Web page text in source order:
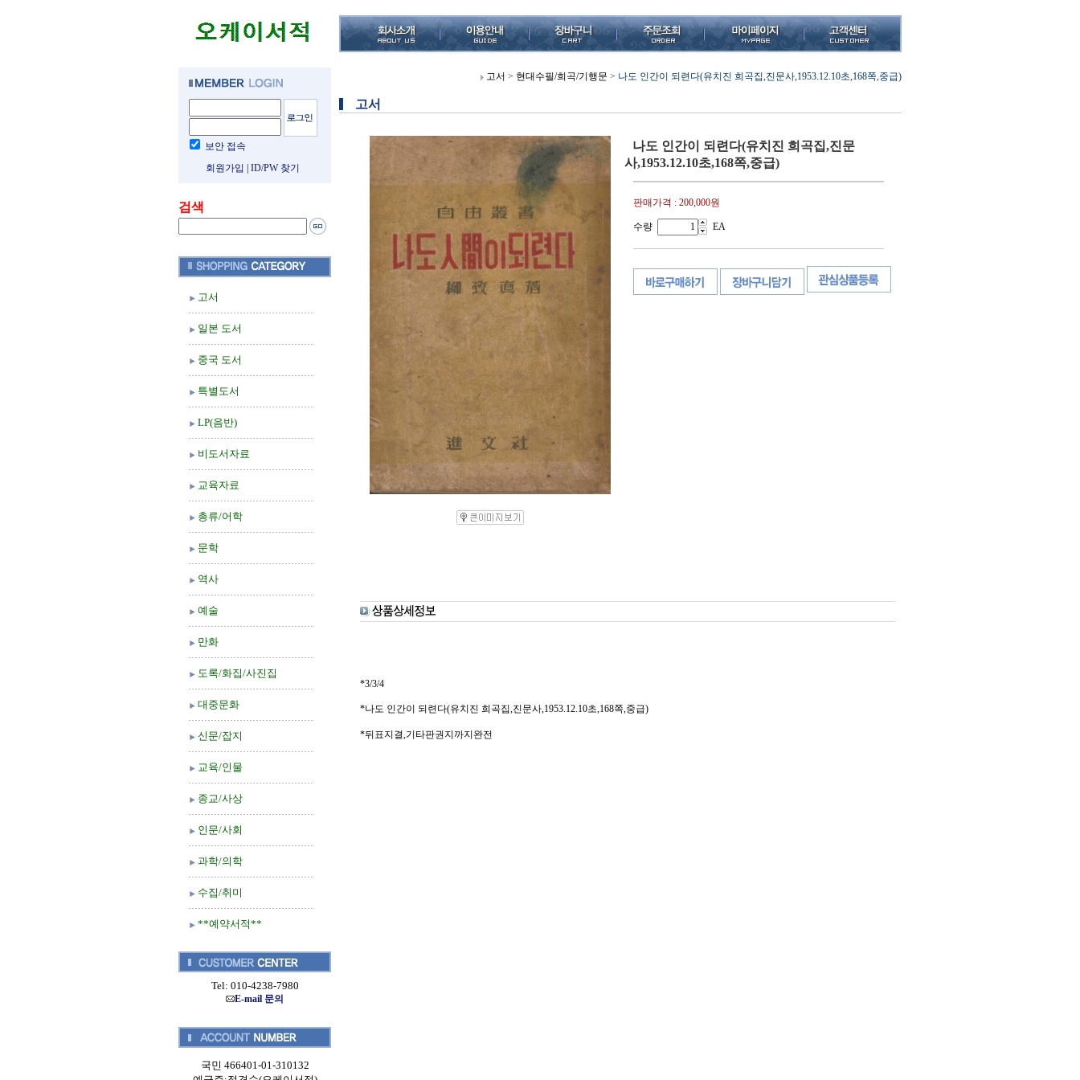
보안 접속
회원가입
ID/PW 찾기
검색
고서
일본 도서
중국 도서
특별도서
LP(음반)
비도서자료
교육자료
총류/어학
문학
역사
예술
만화
도록/화집/사진집
대중문화
신문/잡지
교육/인물
종교/사상
인문/사회
과학/의학
수집/취미
**예약서적**
Tel: 010-4238-7980
E-mail 문의
국민 466401-01-310132
고서 > 현대수필/희곡/기행문 > 나도 인간이 되련다(유치진 희곡집,진문사,1953.12.10초,168쪽,중급)
고서
나도 인간이 되련다(유치진 희곡집,진문
사,1953.12.10초,168쪽,중급)
판매가격 : 200,000원
수량 EA
*3/3/4
*나도 인간이 되련다(유치진 희곡집,진문사,1953.12.10초,168쪽,중급)
*뒤표지결,기타판권지까지완전